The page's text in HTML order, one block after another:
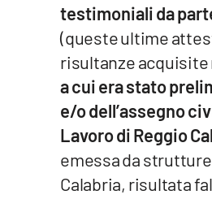
Lacitymag.it
testimoniali da
(queste ultime
risultanze acquisite
a cui era stato
e/o dell’assegno
Lavoro di Reggio
emessa da
Calabria, risultata